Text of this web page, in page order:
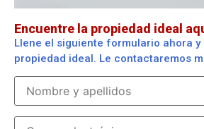
Encuentre la propiedad ideal
Llene el siguiente formulario ahora
propiedad ideal. Le contactaremos